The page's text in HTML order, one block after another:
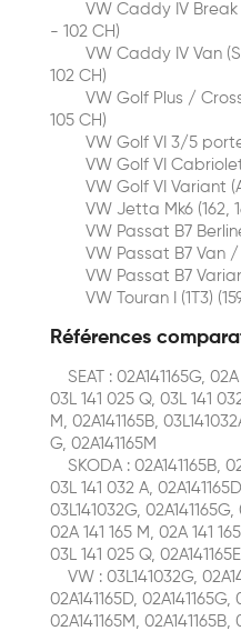
VW Caddy IV Break
- 102 CH)
VW Caddy IV Van
102 CH)
VW Golf Plus /
105 CH)
VW Golf VI 3/5 portes
VW Golf VI Cabriolet
VW Golf VI Variant
VW Jetta Mk6 (162,
VW Passat B7 Berline
VW Passat B7 Van /
VW Passat B7 Variant
VW Touran I (1T3)
Références
SEAT : 02A141165G, 02A
03L 141 025 Q, 03L 141
M, 02A141165B,
G, 02A141165M
SKODA : 02A141165B,
03L 141 032 A,
03L141032G, 02A141165G,
02A 141 165 M, 02A 141
03L 141 025 Q,
VW : 03L141032G,
02A141165D, 02A141165G,
02A141165M, 02A141165B,